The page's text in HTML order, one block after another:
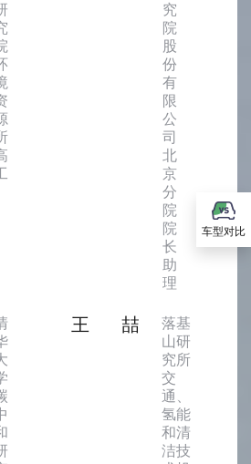
究
院
股
份
有
限
公
司
北
京
分
院
院
长
助
理
王喆
落基
山研
究所
交
通、
氢能
和清
洁技
车型对比